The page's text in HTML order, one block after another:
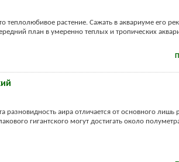
теплолюбивое растение. Сажать в аквариуме его
план в умеренно теплых и тропических
разновидность аира отличается от основного
гигантского могут достигать около